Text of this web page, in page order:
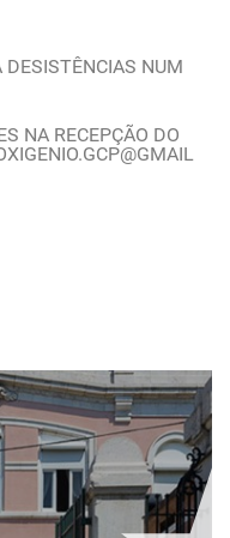
DESISTÊNCIAS NUM
NA RECEPÇÃO DO